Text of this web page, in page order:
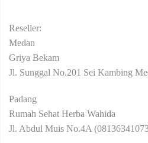
Reseller:
Medan
Griya Bekam
Jl. Sunggal No.201 Sei Kambing
Padang
Rumah Sehat Herba Wahida
Jl. Abdul Muis No.4A